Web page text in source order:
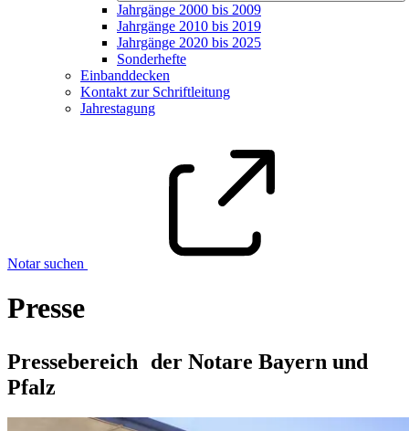
Jahrgänge 2000 bis 2009
Jahrgänge 2010 bis 2019
Jahrgänge 2020 bis 2025
Sonderhefte
Einbanddecken
Kontakt zur Schriftleitung
Jahrestagung
Notar suchen
Presse
Pressebereich der Notare Bayern und
Pfalz